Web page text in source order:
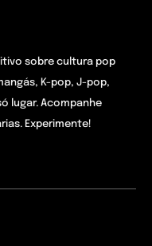
sobre cultura pop
K-pop, J-pop,
lugar. Acompanhe
Experimente!